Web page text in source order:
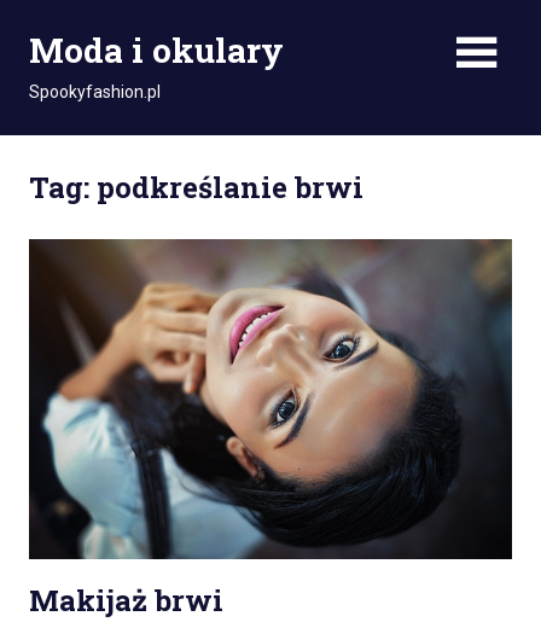
Moda i okulary
Spookyfashion.pl
Tag: podkreślanie brwi
Makijaż brwi